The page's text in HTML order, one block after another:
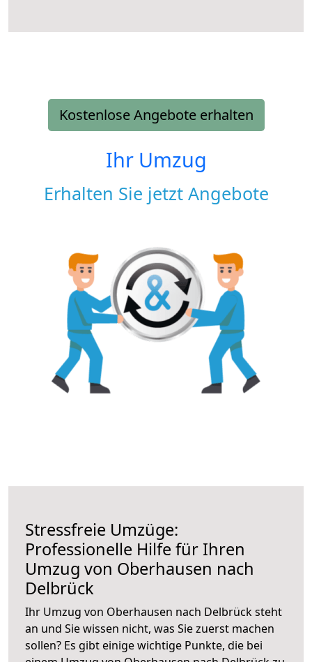
Kostenlose Angebote erhalten
Ihr Umzug
Erhalten Sie jetzt Angebote
Stressfreie Umzüge:
Professionelle Hilfe für Ihren
Umzug von Oberhausen nach
Delbrück
Ihr Umzug von Oberhausen nach Delbrück steht
an und Sie wissen nicht, was Sie zuerst machen
sollen? Es gibt einige wichtige Punkte, die bei